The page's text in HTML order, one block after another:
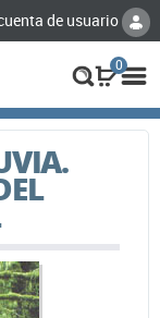
de usuario
0